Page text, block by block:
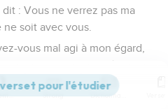
: Vous ne verrez pas ma
soit avec vous.
vous mal agi à mon égard,
aviez encore un frère ?
nous a interrogés sur nous et
Commentaires Strong